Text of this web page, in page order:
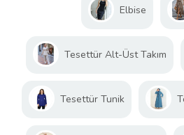
Elbise
Tesettür Alt-Üst Takım
Tesettür Tunik